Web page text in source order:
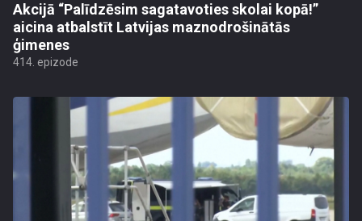
Akcijā “Palīdzēsim sagatavoties skolai kopā!”
aicina atbalstīt Latvijas maznodrošinātās
ģimenes
414. epizode